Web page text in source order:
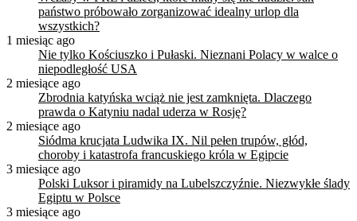
państwo próbowało zorganizować idealny urlop dla
wszystkich?
1 miesiąc ago
Nie tylko Kościuszko i Pułaski. Nieznani Polacy w walce o
niepodległość USA
2 miesiące ago
Zbrodnia katyńska wciąż nie jest zamknięta. Dlaczego
prawda o Katyniu nadal uderza w Rosję?
2 miesiące ago
Siódma krucjata Ludwika IX. Nil pełen trupów, głód,
choroby i katastrofa francuskiego króla w Egipcie
3 miesiące ago
Polski Luksor i piramidy na Lubelszczyźnie. Niezwykłe ślady
Egiptu w Polsce
3 miesiące ago